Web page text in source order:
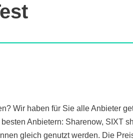
Wir haben für Sie alle Anbieter
Anbietern: Sharenow, SIXT
gleich genutzt werden. Die